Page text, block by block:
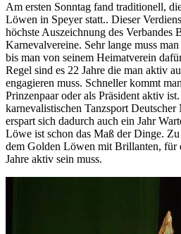
Am ersten Sonntag fand traditionell,
Löwen in Speyer statt.. Dieser
höchste Auszeichnung des Verbandes
Karnevalvereine. Sehr lange muss
bis man von seinem Heimatverein
Regel sind es 22 Jahre die man aktiv
engagieren muss. Schneller kommt
Prinzenpaar oder als Präsident aktiv
karnevalistischen Tanzsport
erspart sich dadurch auch ein Jahr
Löwe ist schon das Maß der Dinge.
dem Golden Löwen mit Brillanten, für
Jahre aktiv sein muss.